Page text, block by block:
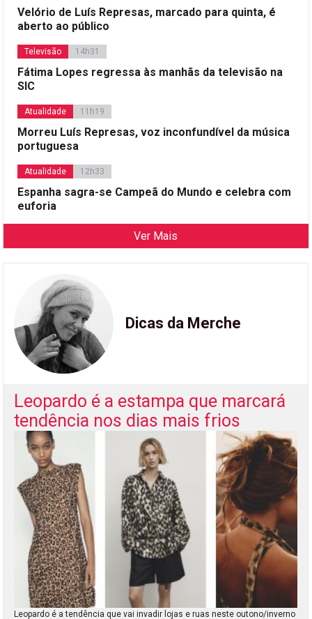
Velório de Luís Represas, marcado para quinta, é
aberto ao público
Televisão 14h31
Fátima Lopes regressa às manhãs da televisão na
SIC
Atualidade 11h19
Morreu Luís Represas, voz inconfundível da música
portuguesa
Atualidade 12h33
Espanha sagra-se Campeã do Mundo e celebra com
euforia
Ver Mais
Dicas da Merche
Leopardo é a estampa que marcará
tendência nos dias mais frios
Leopardo é a tendência que vai invadir lojas e ruas neste outono/inverno